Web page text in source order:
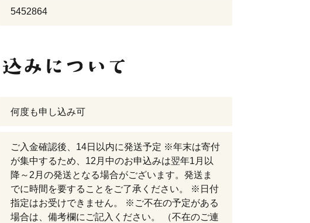
5452864
何度も申し込み可
ご入金確認後、14日以内に発送予定 ※年末は寄付
が集中するため、12月中のお申込みは翌年1月以
降～2月の発送となる場合がございます。発送ま
でに時間を要することをご了承ください。 ※日付
指定はお受けできません。 ※ご不在の予定がある
場合は、備考欄にご記入ください。 （不在のご連